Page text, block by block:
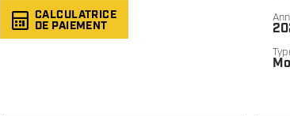
CALCULATRICE
DE PAIEMENT